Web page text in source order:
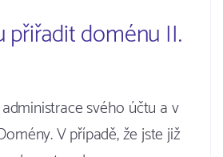
přiřadit doménu II.
svého účtu a v
V případě, že jste již